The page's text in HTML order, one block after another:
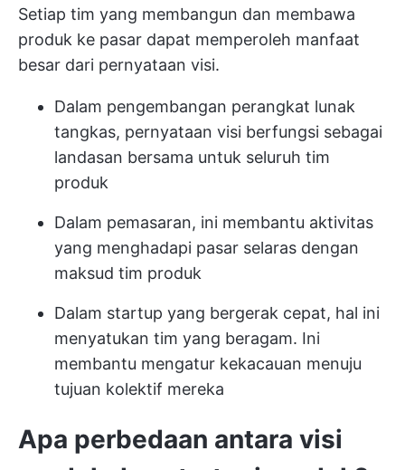
Setiap tim yang membangun dan membawa
produk ke pasar dapat memperoleh manfaat
besar dari pernyataan visi.
Dalam pengembangan perangkat lunak
tangkas, pernyataan visi berfungsi sebagai
landasan bersama untuk seluruh tim
produk
Dalam pemasaran, ini membantu aktivitas
yang menghadapi pasar selaras dengan
maksud tim produk
Dalam startup yang bergerak cepat, hal ini
menyatukan tim yang beragam. Ini
membantu mengatur kekacauan menuju
tujuan kolektif mereka
Apa perbedaan antara visi